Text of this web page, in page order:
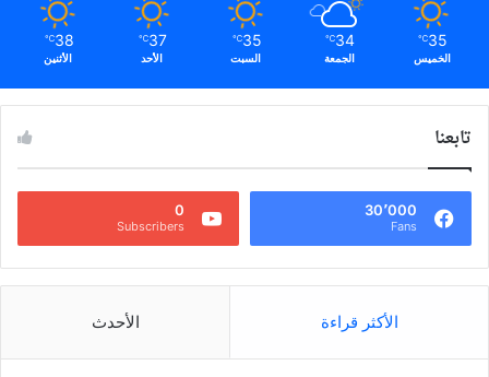
35
℃
الخميس
34
℃
الجمعة
35
℃
السبت
37
℃
الأحد
38
℃
الأثنين
تابعنا
30٬000
Fans
0
Subscribers
الأكثر قراءة الأحدث